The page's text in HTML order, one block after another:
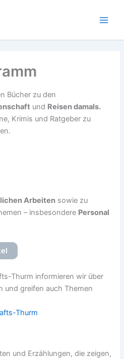
Bücher zu den
und Reisen damals.
Krimis und Ratgeber zu
Arbeiten sowie zu
– insbesondere Personal
Thurm informieren wir über
und greifen auch Themen
Thurm
und Erzählungen, die zeigen,